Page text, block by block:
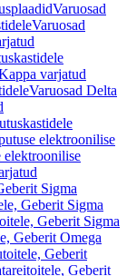
Varuosad
Varuosad
varjatud
Varuosad Delta
elektroonilise
elektroonilise
Sigma
Geberit Sigma
Geberit Sigma
Geberit Omega
Geberit
Geberit